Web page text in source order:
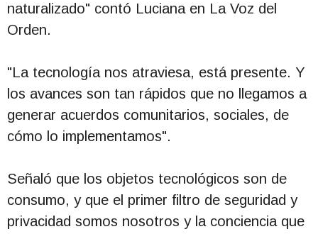
naturalizado" contó Luciana en La Voz del
Orden.
"La tecnología nos atraviesa, está presente. Y
los avances son tan rápidos que no llegamos a
generar acuerdos comunitarios, sociales, de
cómo lo implementamos".
Señaló que los objetos tecnológicos son de
consumo, y que el primer filtro de seguridad y
privacidad somos nosotros y la conciencia que